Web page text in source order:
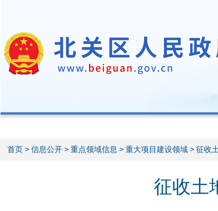
首页 > 信息公开 > 重点领域信息 > 重大项目建设领域 > 征收
征收土